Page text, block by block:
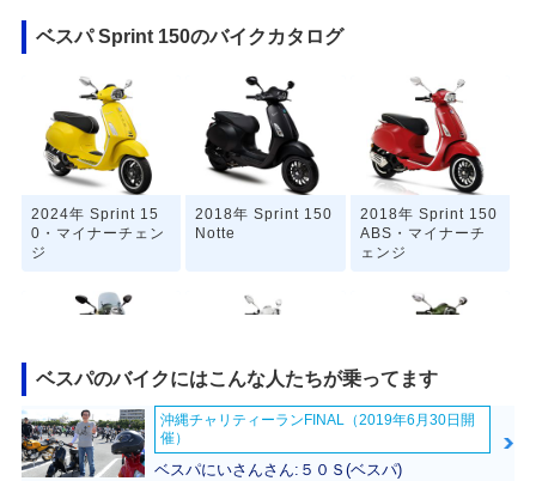
ベスパ Sprint 150のバイクカタログ
2024年 Sprint 15
0・マイナーチェン
ジ
2018年 Sprint 150
Notte
2018年 Sprint 150
ABS・マイナーチ
ェンジ
2017年 Sprint 150
ABS ADVENTUR
E・特別・限定仕様
2016年 Sprint 150
ABS・マイナーチ
ェンジ
2016年 Sprint 15
0・特別・限定仕様
ベスパのバイクにはこんな人たちが乗ってます
沖縄チャリティーランFINAL（2019年6月30日開
催）
ベスパにいさんさん:５０Ｓ(ベスパ)